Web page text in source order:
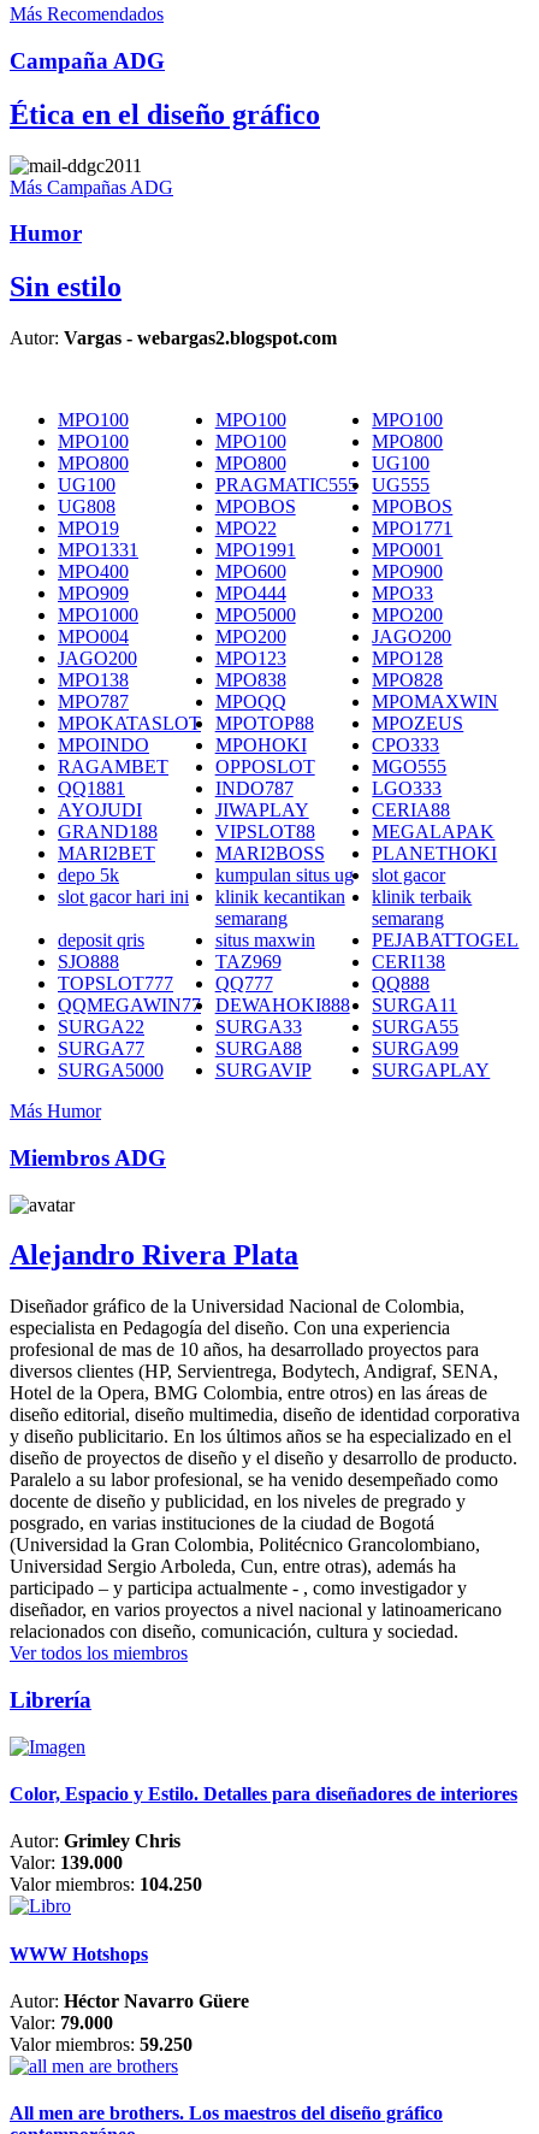
Más Recomendados
Campaña ADG
Ética en el diseño gráfico
Más Campañas ADG
Humor
Sin estilo
Autor: Vargas - webargas2.blogspot.com
MPO100 MPO100
MPO100
MPO100
MPO100
MPO800
MPO800
MPO800
UG100
UG100
PRAGMATIC555
UG555
UG808
MPOBOS
MPOBOS
MPO19
MPO22
MPO1771
MPO1331
MPO1991
MPO001
MPO400
MPO600
MPO900
MPO909
MPO444
MPO33
MPO1000
MPO5000
MPO200
MPO004
MPO200
JAGO200
JAGO200
MPO123
MPO128
MPO138
MPO838
MPO828
MPO787
MPOQQ
MPOMAXWIN
MPOKATASLOT
MPOTOP88
MPOZEUS
MPOINDO
MPOHOKI
CPO333
RAGAMBET
OPPOSLOT
MGO555
QQ1881
INDO787
LGO333
AYOJUDI
JIWAPLAY
CERIA88
GRAND188
VIPSLOT88
MEGALAPAK
MARI2BET
MARI2BOSS
PLANETHOKI
depo 5k
kumpulan situs ug
slot gacor
slot gacor hari ini
klinik kecantikan
semarang
klinik terbaik
semarang
deposit qris
situs maxwin
PEJABATTOGEL
SJO888
TAZ969
CERI138
TOPSLOT777
QQ777
QQ888
QQMEGAWIN77
DEWAHOKI888
SURGA11
SURGA22
SURGA33
SURGA55
SURGA77
SURGA88
SURGA99
SURGA5000
SURGAVIP
SURGAPLAY
Más Humor
Miembros ADG
Alejandro Rivera Plata
Diseñador gráfico de la Universidad Nacional de Colombia,
especialista en Pedagogía del diseño. Con una experiencia
profesional de mas de 10 años, ha desarrollado proyectos para
diversos clientes (HP, Servientrega, Bodytech, Andigraf, SENA,
Hotel de la Opera, BMG Colombia, entre otros) en las áreas de
diseño editorial, diseño multimedia, diseño de identidad corporativa
y diseño publicitario. En los últimos años se ha especializado en el
diseño de proyectos de diseño y el diseño y desarrollo de producto.
Paralelo a su labor profesional, se ha venido desempeñado como
docente de diseño y publicidad, en los niveles de pregrado y
posgrado, en varias instituciones de la ciudad de Bogotá
(Universidad la Gran Colombia, Politécnico Grancolombiano,
Universidad Sergio Arboleda, Cun, entre otras), además ha
participado – y participa actualmente - , como investigador y
diseñador, en varios proyectos a nivel nacional y latinoamericano
relacionados con diseño, comunicación, cultura y sociedad.
Ver todos los miembros
Librería
Color, Espacio y Estilo. Detalles para diseñadores de interiores
Autor: Grimley Chris
Valor: 139.000
Valor miembros: 104.250
WWW Hotshops
Autor: Héctor Navarro Güere
Valor: 79.000
Valor miembros: 59.250
All men are brothers. Los maestros del diseño gráfico